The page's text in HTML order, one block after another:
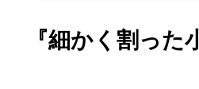
『細かく割っ